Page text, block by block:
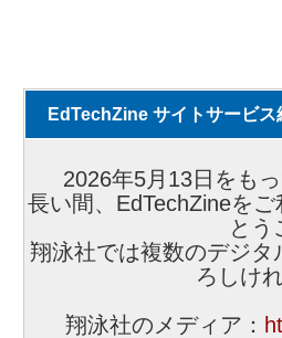
EdTechZine サイトサービス
2026年5月13日をも
長い間、EdTechZineを
とう
翔泳社では複数のデジ
ろしけ
翔泳社のメディア：